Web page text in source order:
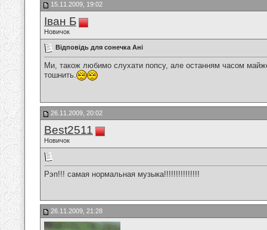
15.11.2009, 19:02
Іван Б
Новичок
Відповідь для сонечка Ані
Ми, також любимо слухати попсу, але останням часом
тошнить.
26.11.2009, 20:02
Best2511
Новичок
Рэп!!! самая нормальная музыка!!!!!!!!!!!!!!!
26.11.2009, 21:28